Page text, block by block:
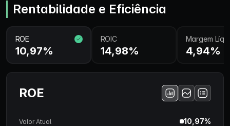
Rentabilidade e Eficiência
ROE
10,97%
ROIC
14,98%
Margem
4,94%
ROE
Valor Atual 10,97%